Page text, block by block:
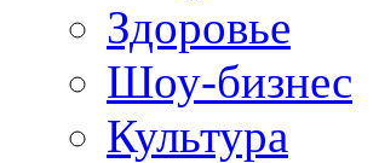
Здоровье
Шоу-бизнес
Культура